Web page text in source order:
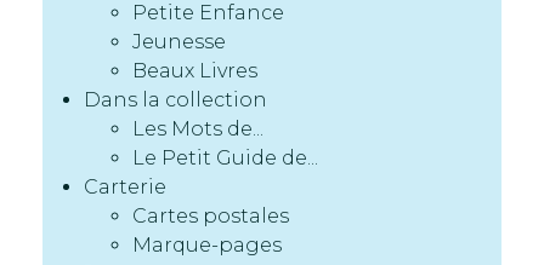
Petite Enfance
Jeunesse
Beaux Livres
Dans la collection
Les Mots de...
Le Petit Guide de...
Carterie
Cartes postales
Marque-pages